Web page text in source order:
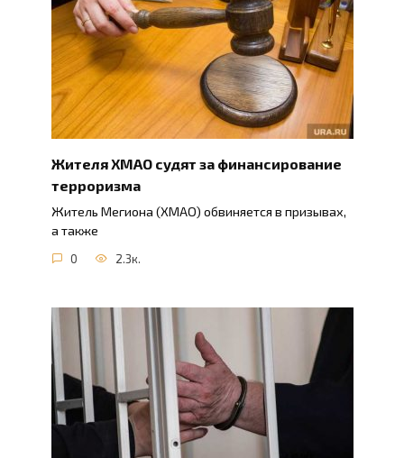
Жителя ХМАО судят за финансирование
терроризма
Житель Мегиона (ХМАО) обвиняется в призывах,
а также
0 2.3к.